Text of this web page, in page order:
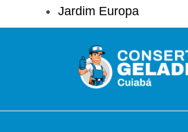
Jardim Europa